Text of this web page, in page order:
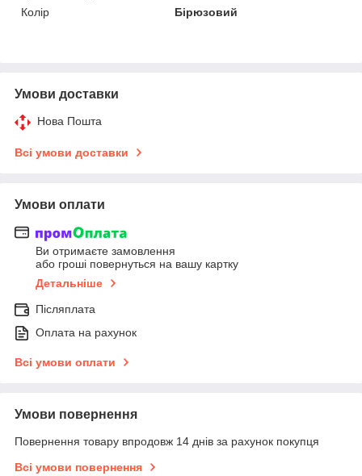
Колір
Бірюзовий
Умови доставки
Нова Пошта
Всі умови доставки
Умови оплати
Ви отримаєте замовлення
або гроші повернуться на вашу картку
Детальніше
Післяплата
Оплата на рахунок
Всі умови оплати
Умови повернення
Повернення товару впродовж 14 днів за рахунок покупця
Всі умови повернення